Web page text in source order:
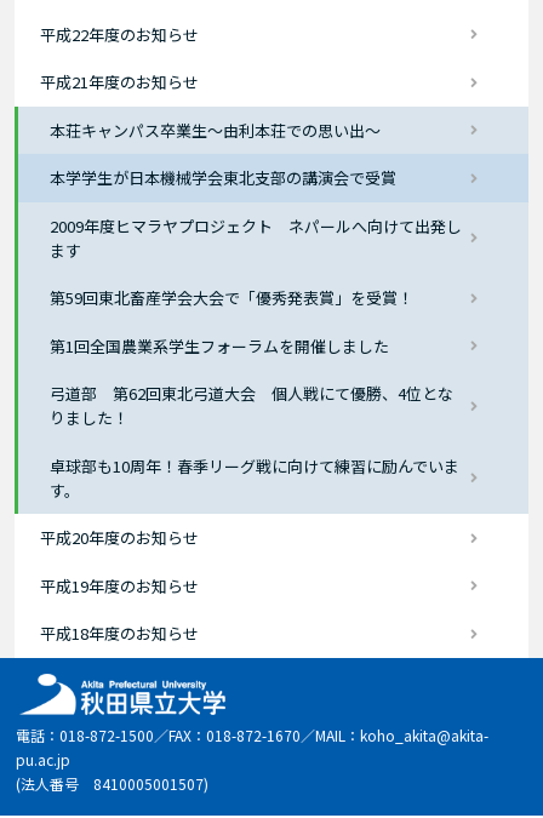
平成22年度のお知らせ
平成21年度のお知らせ
本荘キャンパス卒業生～由利本荘での思い出～
本学学生が日本機械学会東北支部の講演会で受賞
2009年度ヒマラヤプロジェクト ネパールへ向けて出発し
ます
第59回東北畜産学会大会で「優秀発表賞」を受賞！
第1回全国農業系学生フォーラムを開催しました
弓道部 第62回東北弓道大会 個人戦にて優勝、4位とな
りました！
卓球部も10周年！春季リーグ戦に向けて練習に励んでいま
す。
平成20年度のお知らせ
平成19年度のお知らせ
平成18年度のお知らせ
電話：018-872-1500／FAX：018-872-1670／MAIL：koho_akita@akita-
pu.ac.jp
(法人番号 8410005001507)